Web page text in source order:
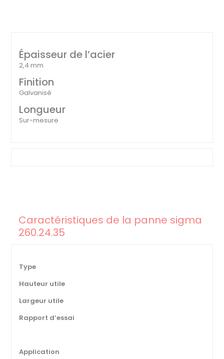
Épaisseur de l’acier
2,4 mm
Finition
Galvanisé
Longueur
Sur-mesure
Caractéristiques de la panne sigma
260.24.35
Type
Hauteur utile
Largeur utile
Rapport d’essai
Application